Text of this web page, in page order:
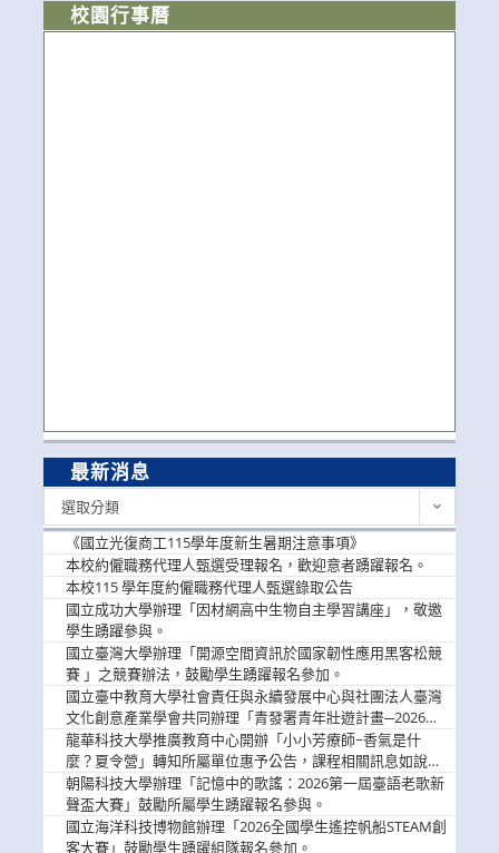
校園行事曆
最新消息
選取分類
《國立光復商工115學年度新生暑期注意事項》
本校約僱職務代理人甄選受理報名，歡迎意者踴躍報名。
本校115 學年度約僱職務代理人甄選錄取公告
國立成功大學辦理「因材網高中生物自主學習講座」，敬邀
學生踴躍參與。
國立臺灣大學辦理「開源空間資訊於國家韌性應用黑客松競
賽 」之競賽辦法，鼓勵學生踴躍報名參加。
國立臺中教育大學社會責任與永續發展中心與社團法人臺灣
文化創意產業學會共同辦理「青發署青年壯遊計畫─2026臺
中舊城都市建築文化體驗」活動，敬邀學生踴躍報名參加，
公告周知。
龍華科技大學推廣教育中心開辦「小小芳療師~香氣是什
麼？夏令營」轉知所屬單位惠予公告，課程相關訊息如說
明。
朝陽科技大學辦理「記憶中的歌謠：2026第一屆臺語老歌新
聲盃大賽」鼓勵所屬學生踴躍報名參與。
國立海洋科技博物館辦理「2026全國學生遙控帆船STEAM創
客大賽」鼓勵學生踴躍組隊報名參加。